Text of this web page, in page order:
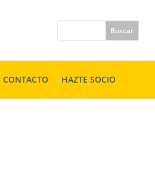
CONTACTO HAZTE SOCIO